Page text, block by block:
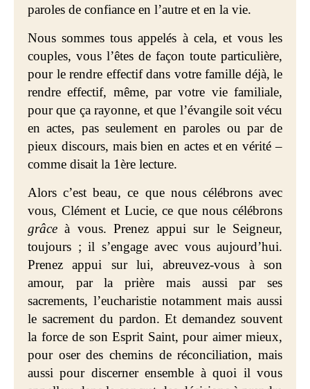
paroles de confiance en l’autre et en la vie.
Nous sommes tous appelés à cela, et vous les
couples, vous l’êtes de façon toute particulière,
pour le rendre effectif dans votre famille déjà, le
rendre effectif, même, par votre vie familiale,
pour que ça rayonne, et que l’évangile soit vécu
en actes, pas seulement en paroles ou par de
pieux discours, mais bien en actes et en vérité –
comme disait la 1ère lecture.
Alors c’est beau, ce que nous célébrons avec
vous, Clément et Lucie, ce que nous célébrons
grâce à vous. Prenez appui sur le Seigneur,
toujours ; il s’engage avec vous aujourd’hui.
Prenez appui sur lui, abreuvez-vous à son
amour, par la prière mais aussi par ses
sacrements, l’eucharistie notamment mais aussi
le sacrement du pardon. Et demandez souvent
la force de son Esprit Saint, pour aimer mieux,
pour oser des chemins de réconciliation, mais
aussi pour discerner ensemble à quoi il vous